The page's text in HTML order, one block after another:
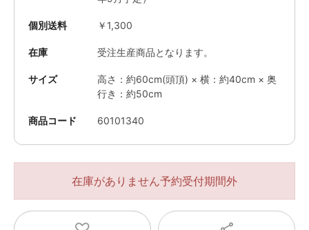
商品コード 60101340
サイズ
高さ：約60cm(頭頂) × 横：約40cm × 奥
行き：約50cm
個別送料 ￥1,300
在庫 受注生産商品となります。
在庫がありません